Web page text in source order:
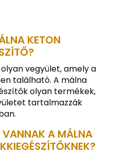
KETON
vegyület, amely a
található. A málna
olyan termékek,
tartalmazzák
VANNAK A MÁLNA